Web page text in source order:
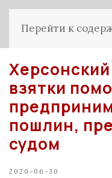
Перейти к
взятки
пошлин,
судом
2020-06-30